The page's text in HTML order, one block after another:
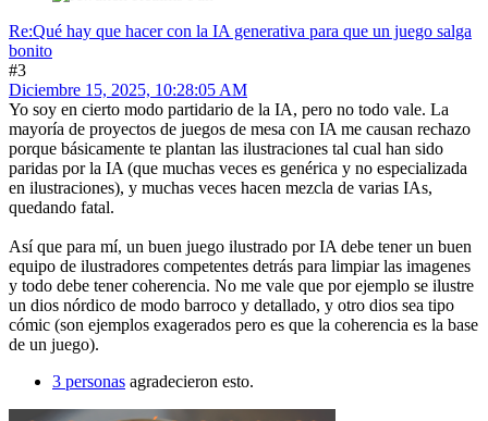
Re:Qué hay que hacer con la IA generativa para que un juego salga
bonito
#3
Diciembre 15, 2025, 10:28:05 AM
Yo soy en cierto modo partidario de la IA, pero no todo vale. La
mayoría de proyectos de juegos de mesa con IA me causan rechazo
porque básicamente te plantan las ilustraciones tal cual han sido
paridas por la IA (que muchas veces es genérica y no especializada
en ilustraciones), y muchas veces hacen mezcla de varias IAs,
quedando fatal.
Así que para mí, un buen juego ilustrado por IA debe tener un buen
equipo de ilustradores competentes detrás para limpiar las imagenes
y todo debe tener coherencia. No me vale que por ejemplo se ilustre
un dios nórdico de modo barroco y detallado, y otro dios sea tipo
cómic (son ejemplos exagerados pero es que la coherencia es la base
de un juego).
3 personas agradecieron esto.